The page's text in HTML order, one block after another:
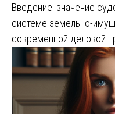
Введение: значение
системе земельно-
современной деловой